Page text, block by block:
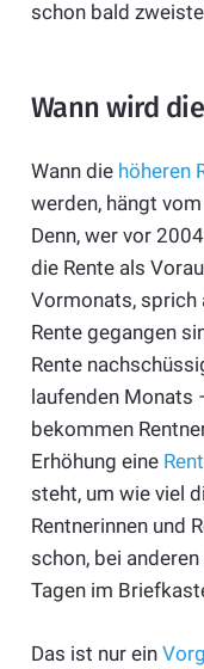
schon bald
Wann wird
Wann die höheren
werden, hängt
Denn, wer vor
die Rente als
Vormonats, sprich
Rente gegangen
Rente
laufenden Monats
bekommen
Erhöhung eine
steht, um wie viel
Rentnerinnen und
schon, bei
Tagen im
Das ist nur ein